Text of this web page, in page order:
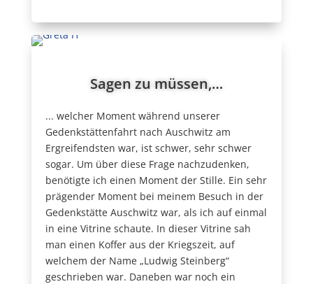
Sagen zu müssen,…
... welcher Moment während unserer
Gedenkstättenfahrt nach Auschwitz am
Ergreifendsten war, ist schwer, sehr schwer
sogar. Um über diese Frage nachzudenken,
benötigte ich einen Moment der Stille. Ein sehr
prägender Moment bei meinem Besuch in der
Gedenkstätte Auschwitz war, als ich auf einmal
in eine Vitrine schaute. In dieser Vitrine sah
man einen Koffer aus der Kriegszeit, auf
welchem der Name „Ludwig Steinberg“
geschrieben war. Daneben war noch ein